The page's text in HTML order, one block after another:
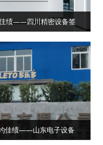
绩——四川精密设备签
佳绩——山东电子设备